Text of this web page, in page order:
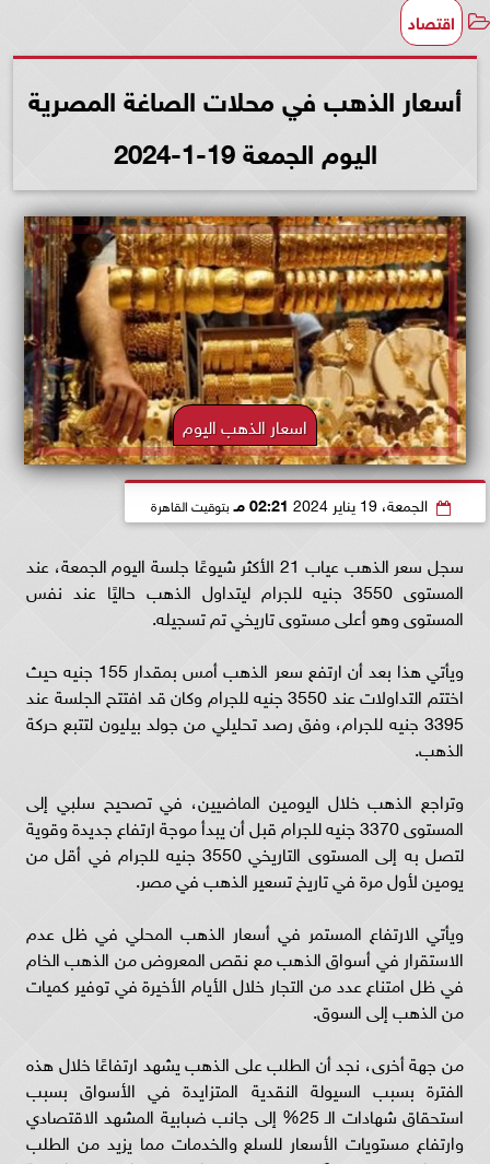
اقتصاد
أسعار الذهب في محلات الصاغة المصرية
اليوم الجمعة 19-1-2024
اسعار الذهب اليوم
الجمعة، 19 يناير 2024 02:21 مـ بتوقيت القاهرة
سجل سعر الذهب عياب 21 الأكثر شيوعًا جلسة اليوم الجمعة، عند
المستوى 3550 جنيه للجرام ليتداول الذهب حاليًا عند نفس
المستوى وهو أعلى مستوى تاريخي تم تسجيله.
ويأتي هذا بعد أن ارتفع سعر الذهب أمس بمقدار 155 جنيه حيث
اختتم التداولات عند 3550 جنيه للجرام وكان قد افتتح الجلسة عند
3395 جنيه للجرام، وفق رصد تحليلي من جولد بيليون لتتبع حركة
الذهب.
وتراجع الذهب خلال اليومين الماضيين، في تصحيح سلبي إلى
المستوى 3370 جنيه للجرام قبل أن يبدأ موجة ارتفاع جديدة وقوية
لتصل به إلى المستوى التاريخي 3550 جنيه للجرام في أقل من
يومين لأول مرة في تاريخ تسعير الذهب في مصر.
ويأتي الارتفاع المستمر في أسعار الذهب المحلي في ظل عدم
الاستقرار في أسواق الذهب مع نقص المعروض من الذهب الخام
في ظل امتناع عدد من التجار خلال الأيام الأخيرة في توفير كميات
من الذهب إلى السوق.
من جهة أخرى، نجد أن الطلب على الذهب يشهد ارتفاعًا خلال هذه
الفترة بسبب السيولة النقدية المتزايدة في الأسواق بسبب
استحقاق شهادات الـ 25% إلى جانب ضبابية المشهد الاقتصادي
وارتفاع مستويات الأسعار للسلع والخدمات مما يزيد من الطلب